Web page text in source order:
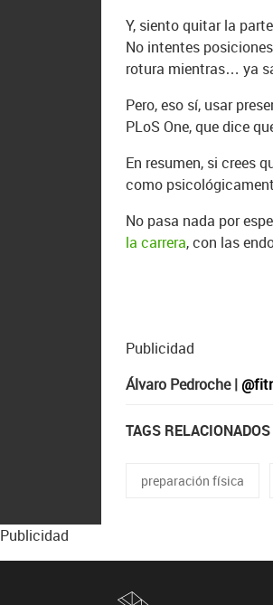
Y, siento quitar la
No intentes
rotura mientras… ya
Pero, eso sí, usar
PLoS One, que dice
En resumen, si crees
como
No pasa nada por
la carrera, con las
Publicidad
Álvaro Pedroche |
TAGS RELACIONADOS
preparación física
Publicidad